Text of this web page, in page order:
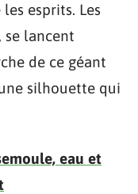
esprits. Les
se lancent
de ce géant
silhouette qui
eau et